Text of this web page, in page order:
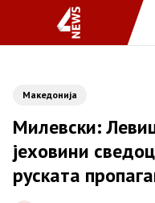
Македонија
Милевски:
јеховини
руската